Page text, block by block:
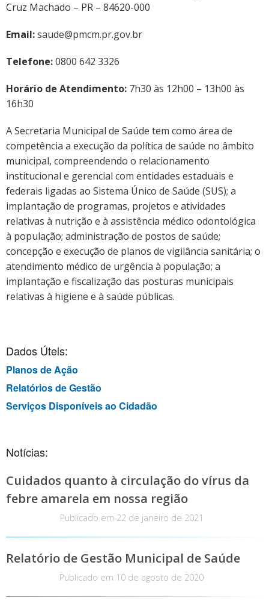
Cruz Machado – PR – 84620-000
Email:saude@pmcm.pr.gov.br
Telefone:0800 642 3326
Horário de Atendimento: 7h30 às 12h00 – 13h00 às
16h30
A Secretaria Municipal de Saúde tem como área de
competência a execução da política de saúde no âmbito
municipal, compreendendo o relacionamento
institucional e gerencial com entidades estaduais e
federais ligadas ao Sistema Único de Saúde (SUS); a
implantação de programas, projetos e atividades
relativas à nutrição e à assistência médico odontológica
à população; administração de postos de saúde;
concepção e execução de planos de vigilância sanitária; o
atendimento médico de urgência à população; a
implantação e fiscalização das posturas municipais
relativas à higiene e à saúde públicas.
Dados Úteis:
Planos de Ação
Relatórios de Gestão
Serviços Disponíveis ao Cidadão
Notícias:
Cuidados quanto à circulação do vírus da
febre amarela em nossa região
Publicado em 22 de janeiro de 2021
Relatório de Gestão Municipal de Saúde
Publicado em 10 de agosto de 2020